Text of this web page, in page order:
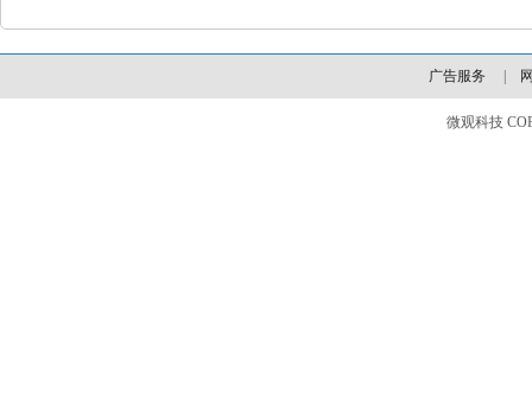
广告服务
微观科技